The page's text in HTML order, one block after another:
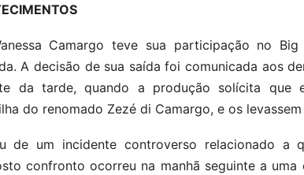
Camargo teve sua participação no
A decisão de sua saída foi comunicada aos
da tarde, quando a produção solícita que
do renomado Zezé di Camargo, e os levassem
de um incidente controverso relacionado a
confronto ocorreu na manhã seguinte a uma